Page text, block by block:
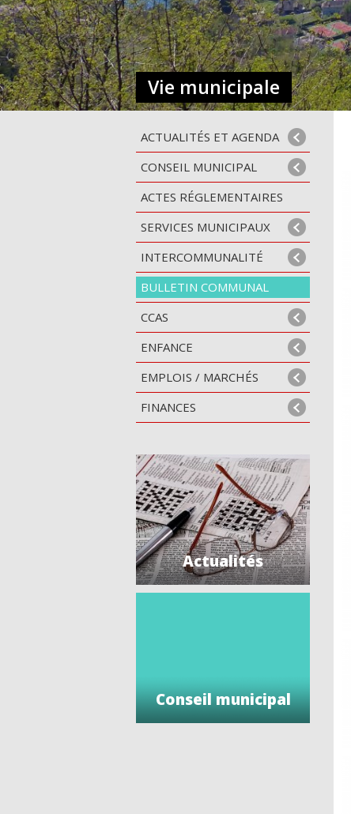
ACTUALITÉS ET AGENDA
CONSEIL MUNICIPAL
ACTES RÉGLEMENTAIRES
SERVICES MUNICIPAUX
INTERCOMMUNALITÉ
BULLETIN COMMUNAL
CCAS
ENFANCE
EMPLOIS / MARCHÉS
FINANCES
Actualités
Conseil municipal
Vie municipale